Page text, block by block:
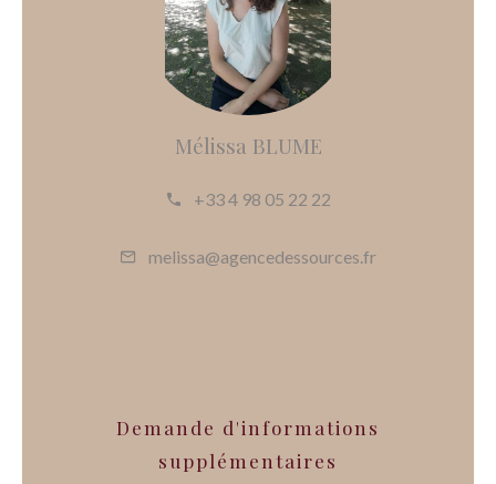
Mélissa BLUME
+33 4 98 05 22 22
melissa@agencedessources.fr
Demande d'informations
supplémentaires